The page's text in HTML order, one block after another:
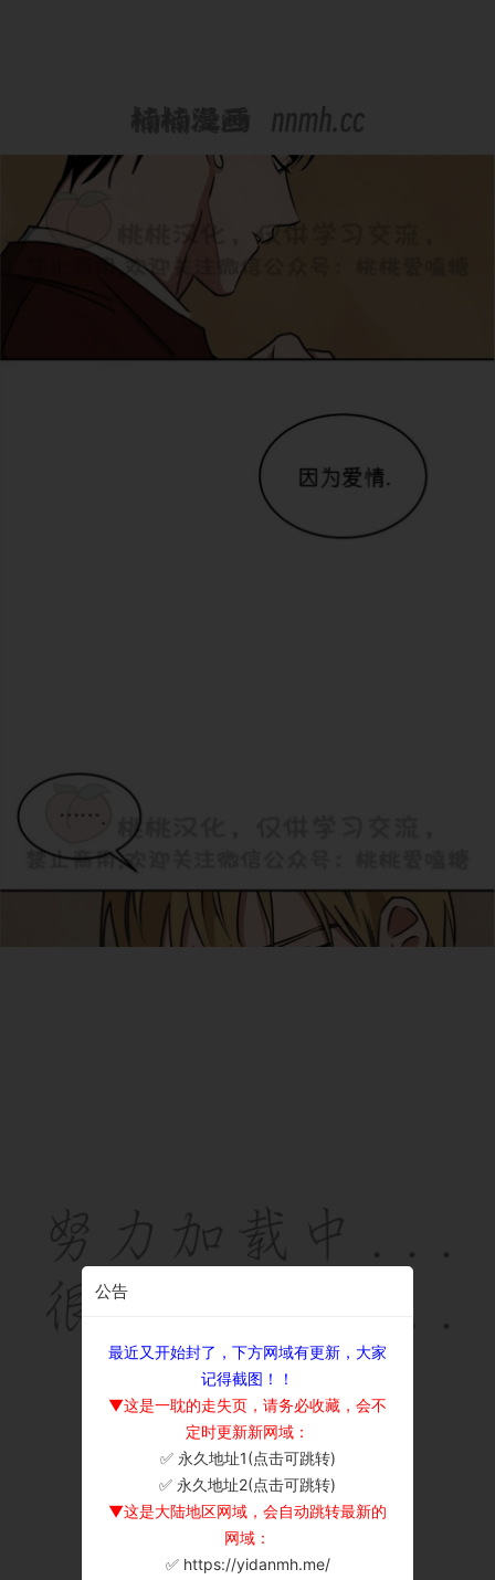
公告
最近又开始封了，下方网域有更新，大家
记得截图！！
▼这是一耽的走失页，请务必收藏，会不
定时更新新网域：
✅ 永久地址1(点击可跳转)
✅ 永久地址2(点击可跳转)
▼这是大陆地区网域，会自动跳转最新的
网域：
✅ https://yidanmh.me/